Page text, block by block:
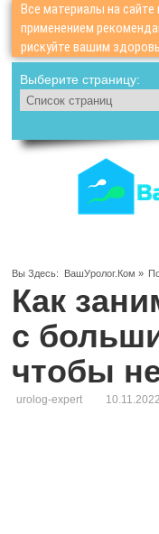
Все материалы на
применением
рискуйте вашим
Выберите страницу:
Вы Здесь: ВашУролог.Ком »
Как
с
чтобы
urolog-expert 10.11.2022